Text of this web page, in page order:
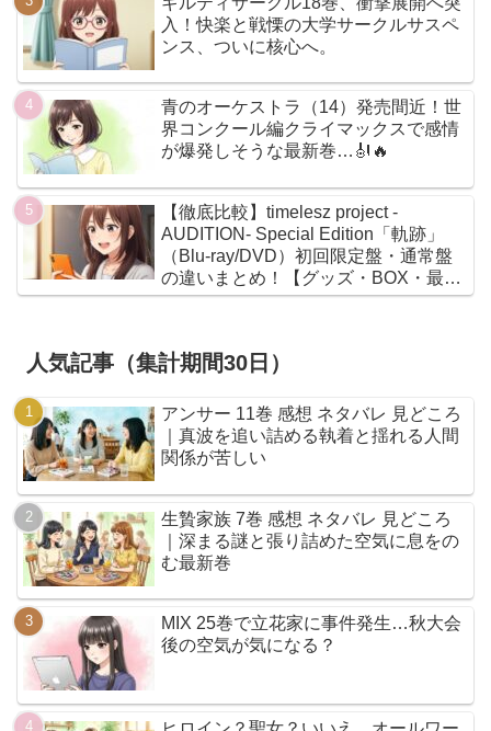
入！快楽と戦慄の大学サークルサスペ
ンス、ついに核心へ。
青のオーケストラ（14）発売間近！世
界コンクール編クライマックスで感情
が爆発しそうな最新巻…🎻🔥
【徹底比較】timelesz project -
AUDITION- Special Edition「軌跡」
（Blu-ray/DVD）初回限定盤・通常盤
の違いまとめ！【グッズ・BOX・最安
値】
人気記事（集計期間30日）
アンサー 11巻 感想 ネタバレ 見どころ
｜真波を追い詰める執着と揺れる人間
関係が苦しい
生贄家族 7巻 感想 ネタバレ 見どころ
｜深まる謎と張り詰めた空気に息をの
む最新巻
MIX 25巻で立花家に事件発生…秋大会
後の空気が気になる？